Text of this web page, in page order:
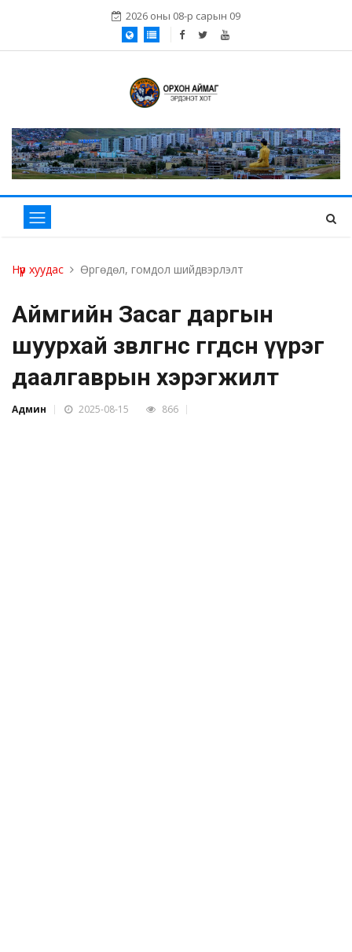
2026 оны 08-р сарын 09
Нүүр хуудас Өргөдөл, гомдол шийдвэрлэлт
Аймгийн Засаг даргын
шуурхай зөвлөгөөнөөс өгөгдсөн үүрэг
даалгаврын хэрэгжилт
Админ 2025-08-15 866